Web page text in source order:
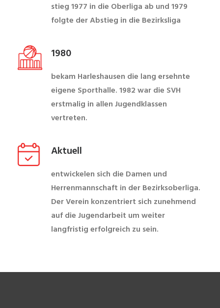
stieg 1977 in die Oberliga ab und 1979
folgte der Abstieg in die Bezirksliga
1980
bekam Harleshausen die lang ersehnte
eigene Sporthalle. 1982 war die SVH
erstmalig in allen Jugendklassen
vertreten.
Aktuell
entwickelen sich die Damen und
Herrenmannschaft in der Bezirksoberliga.
Der Verein konzentriert sich zunehmend
auf die Jugendarbeit um weiter
langfristig erfolgreich zu sein.